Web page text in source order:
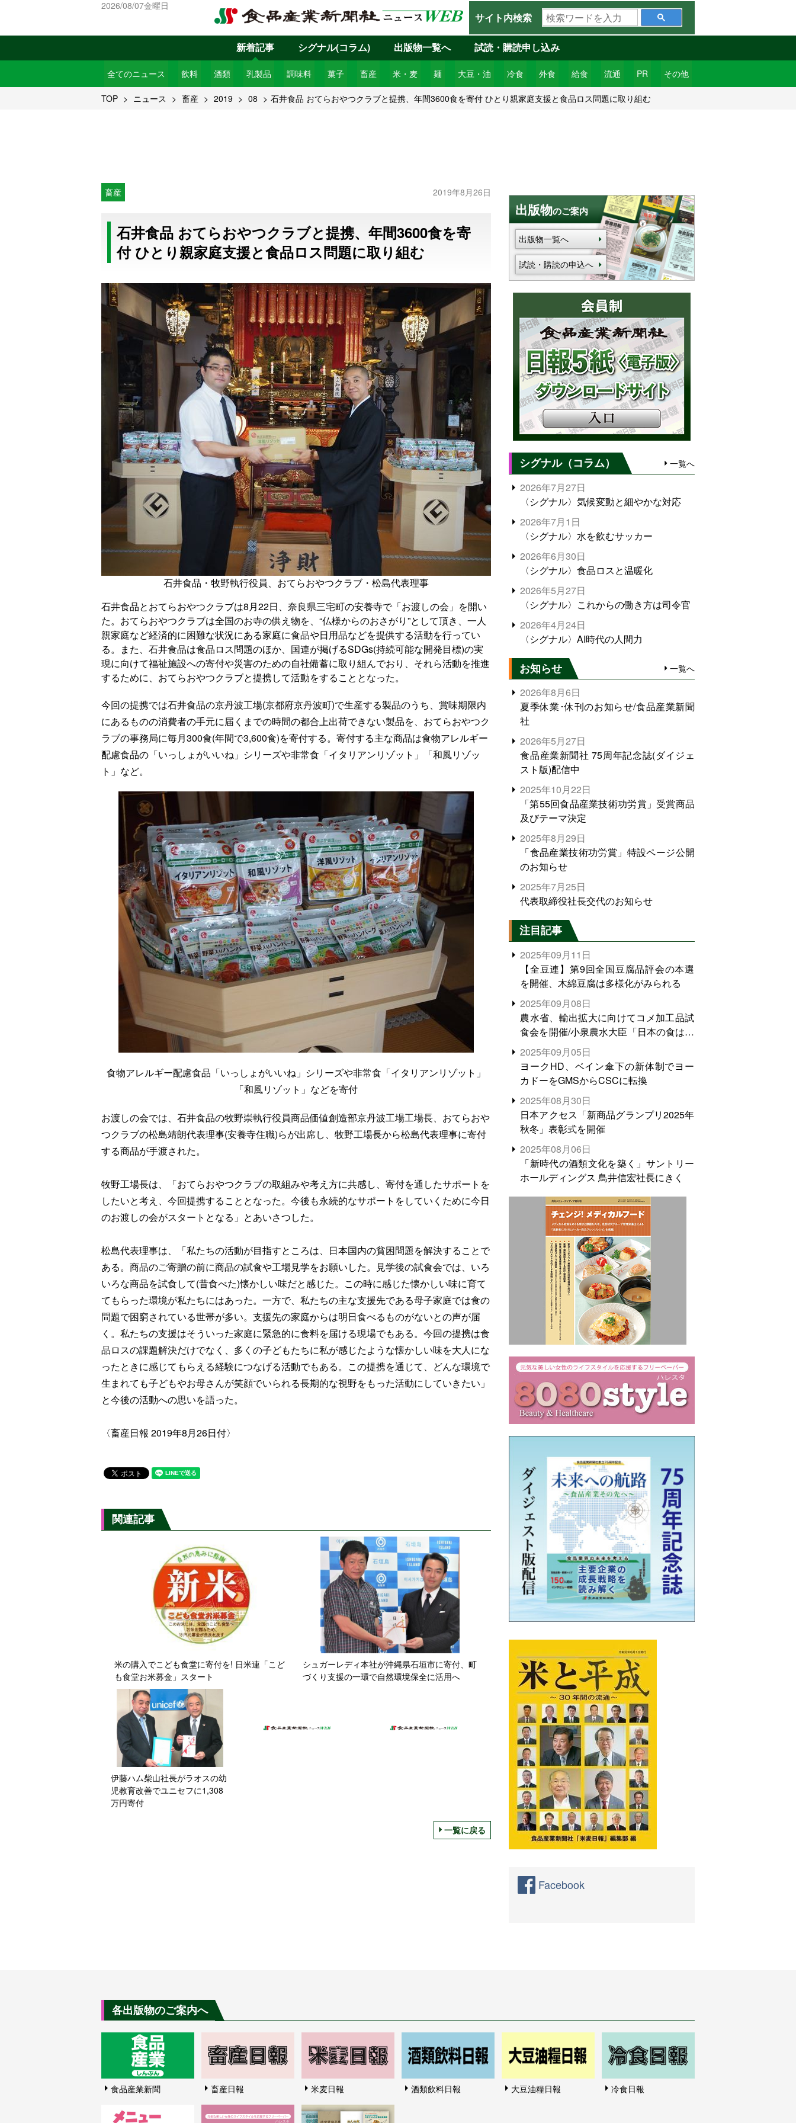
2026/08/07金曜日
サイト内検索
検
索
ワ
ー
ド
を
入
新着記事
全てのニュース 飲料 酒類 乳製品 調味料 菓子 畜産 米・麦 麺 大豆・油 冷食 外食 給食 流通 PR その他
シグナル(コラム) 出版物一覧へ 試読・購読申し込み
TOP ニュース 畜産 2019 08 石井食品 おてらおやつクラブと提携、年間3600食を寄付 ひとり親家庭支援と食品ロス問題に取り組む
畜産 2019年8月26日
石井食品 おてらおやつクラブと提携、年間3600食を寄
付 ひとり親家庭支援と食品ロス問題に取り組む
石井食品・牧野執行役員、おてらおやつクラブ・松島代表理事
石井食品とおてらおやつクラブは8月22日、奈良県三宅町の安養寺で「お渡しの会」を開い
た。おてらおやつクラブは全国のお寺の供え物を、“仏様からのおさがり”として頂き、一人
親家庭など経済的に困難な状況にある家庭に食品や日用品などを提供する活動を行ってい
る。また、石井食品は食品ロス問題のほか、国連が掲げるSDGs(持続可能な開発目標)の実
現に向けて福祉施設への寄付や災害のための自社備蓄に取り組んでおり、それら活動を推進
するために、おてらおやつクラブと提携して活動をすることとなった。
今回の提携では石井食品の京丹波工場(京都府京丹波町)で生産する製品のうち、賞味期限内
にあるものの消費者の手元に届くまでの時間の都合上出荷できない製品を、おてらおやつク
ラブの事務局に毎月300食(年間で3,600食)を寄付する。寄付する主な商品は食物アレルギー
配慮食品の「いっしょがいいね」シリーズや非常食「イタリアンリゾット」「和風リゾッ
ト」など。
食物アレルギー配慮食品「いっしょがいいね」シリーズや非常食「イタリアンリゾット」
「和風リゾット」などを寄付
お渡しの会では、石井食品の牧野崇執行役員商品価値創造部京丹波工場工場長、おてらおや
つクラブの松島靖朗代表理事(安養寺住職)らが出席し、牧野工場長から松島代表理事に寄付
する商品が手渡された。
牧野工場長は、「おてらおやつクラブの取組みや考え方に共感し、寄付を通したサポートを
したいと考え、今回提携することとなった。今後も永続的なサポートをしていくために今日
のお渡しの会がスタートとなる」とあいさつした。
松島代表理事は、「私たちの活動が目指すところは、日本国内の貧困問題を解決することで
ある。商品のご寄贈の前に商品の試食や工場見学をお願いした。見学後の試食会では、いろ
いろな商品を試食して(昔食べた)懐かしい味だと感じた。この時に感じた懐かしい味に育て
てもらった環境が私たちにはあった。一方で、私たちの主な支援先である母子家庭では食の
問題で困窮されている世帯が多い。支援先の家庭からは明日食べるものがないとの声が届
く。私たちの支援はそういった家庭に緊急的に食料を届ける現場でもある。今回の提携は食
品ロスの課題解決だけでなく、多くの子どもたちに私が感じたような懐かしい味を大人にな
ったときに感じてもらえる経験につなげる活動でもある。この提携を通じて、どんな環境で
生まれても子どもやお母さんが笑顔でいられる長期的な視野をもった活動にしていきたい」
と今後の活動への思いを語った。
〈畜産日報 2019年8月26日付〉
関連記事
米の購入でこども食堂に寄付を! 日米連「こど
も食堂お米募金」スタート
シュガーレディ本社が沖縄県石垣市に寄付、町
づくり支援の一環で自然環境保全に活用へ
伊藤ハム柴山社長がラオスの幼
児教育改善でユニセフに1,308
万円寄付
一覧に戻る
出版物のご案内
出版物一覧へ
試読・購読の申込へ
シグナル（コラム） 一覧へ
2026年7月27日
〈シグナル〉気候変動と細やかな対応
2026年7月1日
〈シグナル〉水を飲むサッカー
2026年6月30日
〈シグナル〉食品ロスと温暖化
2026年5月27日
〈シグナル〉これからの働き方は司令官
2026年4月24日
〈シグナル〉AI時代の人間力
お知らせ 一覧へ
2026年8月6日
夏季休業･休刊のお知らせ/食品産業新聞
社
2026年5月27日
食品産業新聞社 75周年記念誌(ダイジェ
スト版)配信中
2025年10月22日
「第55回食品産業技術功労賞」受賞商品
及びテーマ決定
2025年8月29日
「食品産業技術功労賞」特設ページ公開
のお知らせ
2025年7月25日
代表取締役社長交代のお知らせ
注目記事
2025年09月11日
【全豆連】第9回全国豆腐品評会の本選
を開催、木綿豆腐は多様化がみられる
2025年09月08日
農水省、輸出拡大に向けてコメ加工品試
食会を開催/小泉農水大臣「日本の食は世
界でトップをとれる。米増産に向けて、
米輸出需要の拡大を」
2025年09月05日
ヨークHD、ベイン傘下の新体制でヨー
カドーをGMSからCSCに転換
2025年08月30日
日本アクセス「新商品グランプリ2025年
秋冬」表彰式を開催
2025年08月06日
「新時代の酒類文化を築く」サントリー
ホールディングス 鳥井信宏社長にきく
Facebook
各出版物のご案内へ
食品産業新聞 畜産日報 米麦日報 酒類飲料日報 大豆油糧日報 冷食日報